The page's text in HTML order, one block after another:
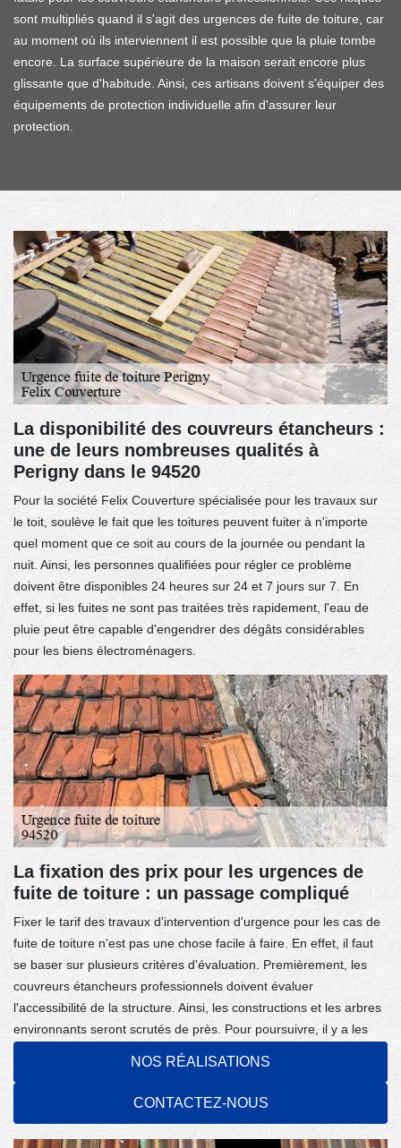
NOS RÉALISATIONS
CONTACTEZ-NOUS
sont multipliés quand il s'agit des urgences de fuite de toiture, car
au moment où ils interviennent il est possible que la pluie tombe
encore. La surface supérieure de la maison serait encore plus
glissante que d'habitude. Ainsi, ces artisans doivent s'équiper des
équipements de protection individuelle afin d'assurer leur
protection.
La disponibilité des couvreurs étancheurs :
une de leurs nombreuses qualités à
Perigny dans le 94520
Pour la société Felix Couverture spécialisée pour les travaux sur
le toit, soulève le fait que les toitures peuvent fuiter à n'importe
quel moment que ce soit au cours de la journée ou pendant la
nuit. Ainsi, les personnes qualifiées pour régler ce problème
doivent être disponibles 24 heures sur 24 et 7 jours sur 7. En
effet, si les fuites ne sont pas traitées très rapidement, l'eau de
pluie peut être capable d'engendrer des dégâts considérables
pour les biens électroménagers.
La fixation des prix pour les urgences de
fuite de toiture : un passage compliqué
Fixer le tarif des travaux d'intervention d'urgence pour les cas de
fuite de toiture n'est pas une chose facile à faire. En effet, il faut
se baser sur plusieurs critères d'évaluation. Premièrement, les
couvreurs étancheurs professionnels doivent évaluer
l'accessibilité de la structure. Ainsi, les constructions et les arbres
environnants seront scrutés de près. Pour poursuivre, il y a les
outillages adéquats pour les interventions, car sans cela les